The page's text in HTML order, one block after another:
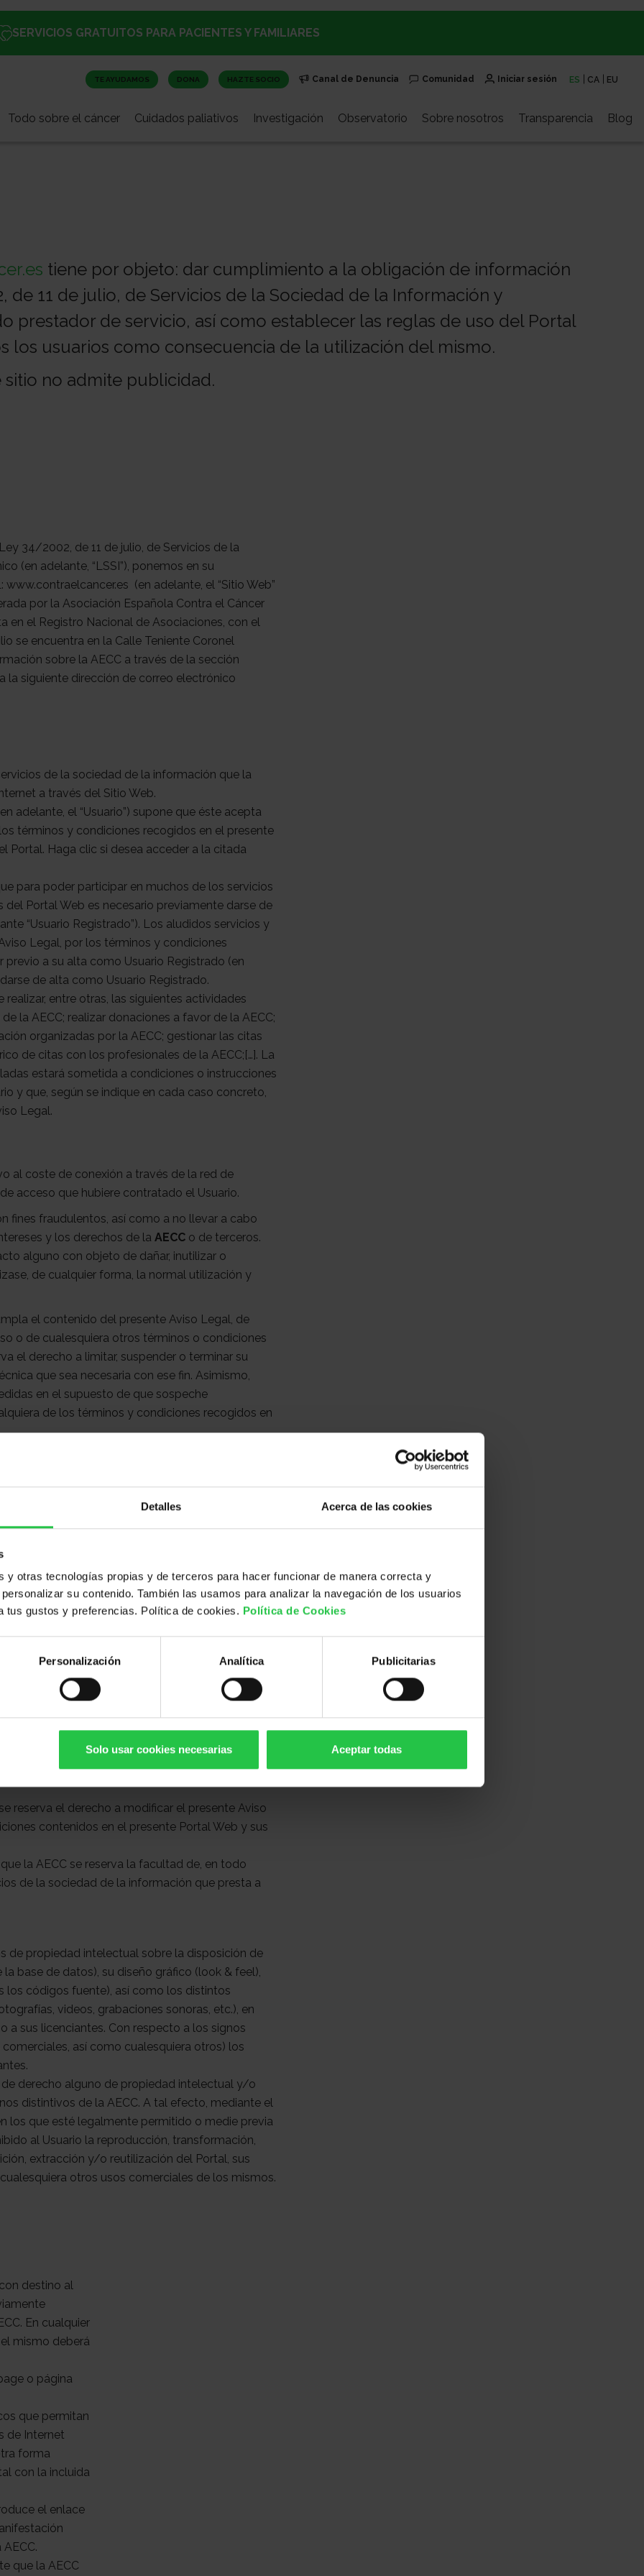
Detalles Acerca de las cookies
y otras tecnologías propias y de terceros para hacer funcionar de manera correcta y
su contenido. También las usamos para analizar la navegación de los usuarios
tus gustos y preferencias. Política de cookies. Política de Cookies
Personalización Analítica Publicitarias
Solo usar cookies necesarias Aceptar todas
SERVICIOS GRATUITOS PARA PACIENTES Y FAMILIARES
TE AYUDAMOS DONA HAZTE SOCIO Canal de Denuncia Comunidad Iniciar sesión ES CA EU
Todo sobre el cáncer Cuidados paliativos Investigación Observatorio Sobre nosotros Transparencia Blog
tiene por objeto: dar cumplimiento a la obligación de información
11 de julio, de Servicios de la Sociedad de la Información y
prestador de servicio, así como establecer las reglas de uso del Portal
los usuarios como consecuencia de la utilización del mismo.
no admite publicidad.
34/2002, de 11 de julio, de Servicios de la
(en adelante, “LSSI”), ponemos en su
(en adelante, el “Sitio Web”
por la Asociación Española Contra el Cáncer
en el Registro Nacional de Asociaciones, con el
se encuentra en la Calle Teniente Coronel
sobre la AECC a través de la sección
la siguiente dirección de correo electrónico
de la sociedad de la información que la
a través del Sitio Web.
adelante, el “Usuario”) supone que éste acepta
términos y condiciones recogidos en el presente
Portal. Haga clic si desea acceder a la citada
para poder participar en muchos de los servicios
Portal Web es necesario previamente darse de
“Usuario Registrado”). Los aludidos servicios y
Legal, por los términos y condiciones
a su alta como Usuario Registrado (en
de alta como Usuario Registrado.
entre otras, las siguientes actividades
la AECC; realizar donaciones a favor de la AECC;
organizadas por la AECC; gestionar las citas
de citas con los profesionales de la AECC;[…]. La
estará sometida a condiciones o instrucciones
y que, según se indique en cada caso concreto,
Legal.
al coste de conexión a través de la red de
acceso que hubiere contratado el Usuario.
fines fraudulentos, así como a no llevar a cabo
y los derechos de la AECC o de terceros.
alguno con objeto de dañar, inutilizar o
de cualquier forma, la normal utilización y
el contenido del presente Aviso Legal, de
o de cualesquiera otros términos o condiciones
el derecho a limitar, suspender o terminar su
que sea necesaria con ese fin. Asimismo,
en el supuesto de que sospeche
de los términos y condiciones recogidos en
la
de la sociedad de la información que presta a
al coste de conexión a través de la red de
acceso que hubiere contratado el Usuario.
fines fraudulentos, así como a no llevar a cabo
y los derechos de la AECC o de terceros.
alguno con objeto de dañar, inutilizar o
de cualquier forma, la normal utilización y
el contenido del presente Aviso Legal, de la
cualesquiera otros términos o condiciones
el derecho a limitar, suspender o terminar su
que sea necesaria con ese fin. Asimismo, la
en el supuesto de que sospeche
de los términos y condiciones recogidos en
reserva el derecho a modificar el presente Aviso
contenidos en el presente Portal Web y sus
la AECC se reserva la facultad de, en todo
de la sociedad de la información que presta a
de propiedad intelectual sobre la disposición de
base de datos), su diseño gráfico (look & feel),
los códigos fuente), así como los distintos
videos, grabaciones sonoras, etc.), en
a sus licenciantes. Con respecto a los signos
así como cualesquiera otros) los
derecho alguno de propiedad intelectual y/o
distintivos de la AECC. A tal efecto, mediante el
los que esté legalmente permitido o medie previa
al Usuario la reproducción, transformación,
extracción y/o reutilización del Portal, sus
otros usos comerciales de los mismos.
destino al
En cualquier
mismo deberá
o página
que permitan
de Internet
forma
con la incluida
el enlace
que la AECC